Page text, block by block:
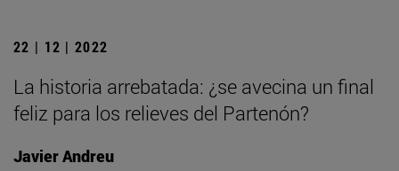
22 | 12 | 2022
La historia arrebatada: ¿se avecina un final
feliz para los relieves del Partenón?
Javier Andreu